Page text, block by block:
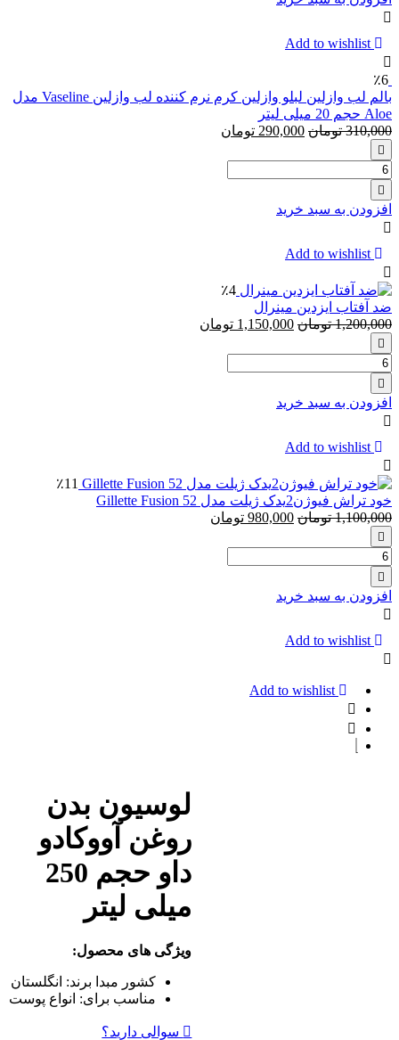
نوتروژینا
مدل
Hydro
Boost
حجم
150
میل
Add to wishlist
٪6
بالم لب وازلین لبلو وازلین کرم نرم کننده لب وازلین Vaseline مدل
Aloe حجم 20 میلی لیتر
310,000 تومان 290,000 تومان
تعداد:
بالم
لب
وازلین
لبلو
وازلین
کرم
نرم
کننده
لب
وازلین
Vaseline
مدل
Aloe
حجم
20
لیتر
افزودن به سبد خرید
Add to wishlist
٪4
ضد آفتاب ایزدین مینرال
1,200,000 تومان 1,150,000 تومان
تعداد:
ضد
آفتاب
ایزدین
مینرال
افزودن به سبد خرید
Add to wishlist
٪11
خود تراش فیوژن2یدک ژیلت مدل Gillette Fusion 52
1,100,000 تومان 980,000 تومان
تعداد:
خود
تراش
فیوژن2یدک
ژیلت
مدل
Gillette
افزودن به سبد خرید
Add to wishlist
Add to wishlist
لوسیون بدن
روغن آووکادو
داو حجم 250
میلی لیتر
ویژگی های محصول:
کشور مبدا برند: انگلستان
مناسب برای: انواع پوست
سوالی دارید؟